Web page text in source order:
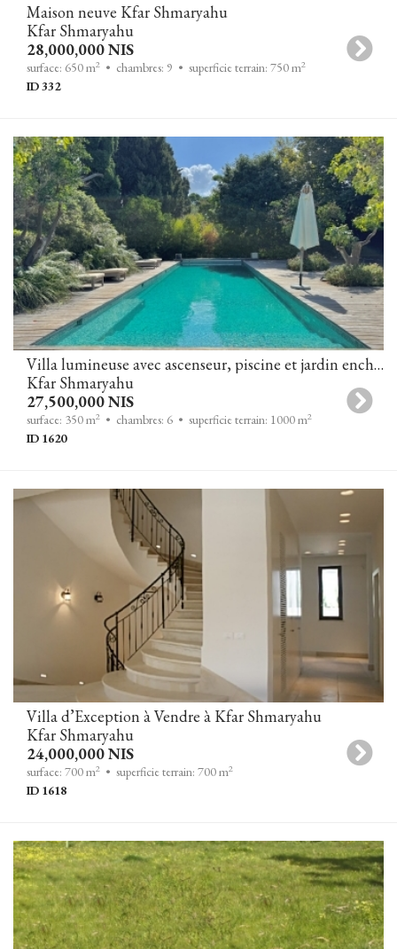
Maison neuve Kfar Shmaryahu
Kfar Shmaryahu
28,000,000 NIS
surface: 650 m2 • chambres: 9 • superficie terrain: 750 m2
ID 332
Villa lumineuse avec ascenseur, piscine et jardin enchanteur
Kfar Shmaryahu
27,500,000 NIS
surface: 350 m2 • chambres: 6 • superficie terrain: 1000 m2
ID 1620
Villa d’Exception à Vendre à Kfar Shmaryahu
Kfar Shmaryahu
24,000,000 NIS
surface: 700 m2 • superficie terrain: 700 m2
ID 1618